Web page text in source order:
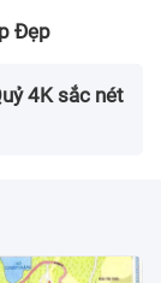
Đẹp
4K sắc nét